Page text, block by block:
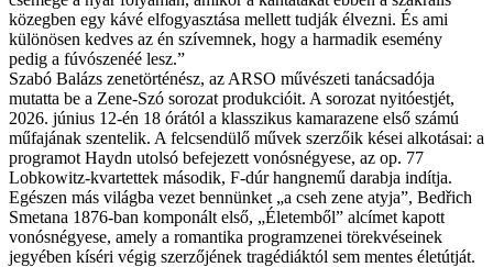
közegben egy kávé elfogyasztása mellett tudják élvezni. És ami
különösen kedves az én szívemnek, hogy a harmadik esemény
pedig a fúvószenéé lesz.”
Szabó Balázs zenetörténész, az ARSO művészeti tanácsadója
mutatta be a Zene-Szó sorozat produkcióit. A sorozat nyitóestjét,
2026. június 12-én 18 órától a klasszikus kamarazene első számú
műfajának szentelik. A felcsendülő művek szerzőik kései alkotásai: a
programot Haydn utolsó befejezett vonósnégyese, az op. 77
Lobkowitz-kvartettek második, F-dúr hangnemű darabja indítja.
Egészen más világba vezet bennünket „a cseh zene atyja”, Bedřich
Smetana 1876-ban komponált első, „Életemből” alcímet kapott
vonósnégyese, amely a romantika programzenei törekvéseinek
jegyében kíséri végig szerzőjének tragédiáktól sem mentes életútját.